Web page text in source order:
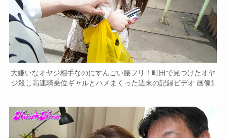
大嫌いなオヤジ相手なのにすんごい腰フリ！町田で見つけたオヤ
ジ殺し高速騎乗位ギャルとハメまくった週末の記録ビデオ 画像1